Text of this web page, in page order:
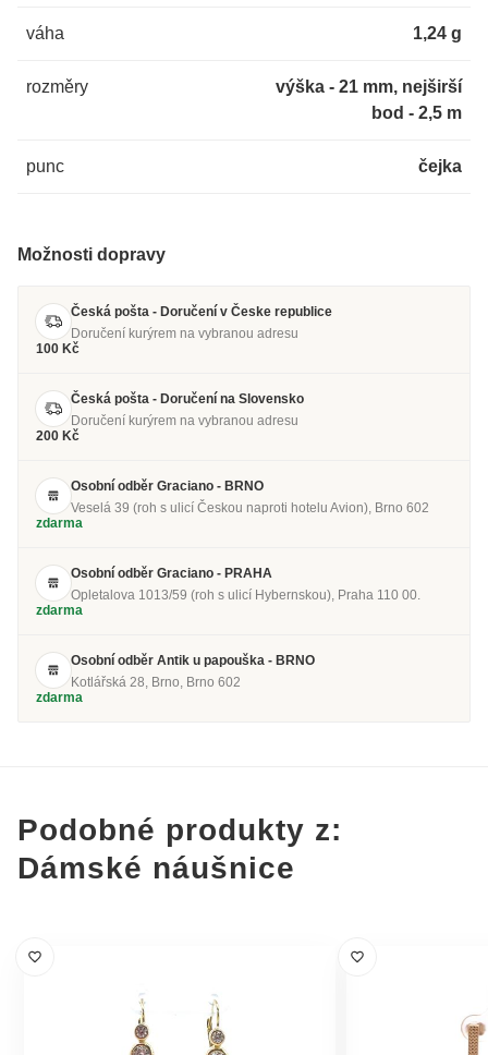
váha 1,24 g
rozměry
výška - 21 mm, nejširší
bod - 2,5 m
punc čejka
Možnosti dopravy
Česká pošta - Doručení v Česke republice
Doručení kurýrem na vybranou adresu
100 Kč
Česká pošta - Doručení na Slovensko
Doručení kurýrem na vybranou adresu
200 Kč
Osobní odběr Graciano - BRNO
Veselá 39 (roh s ulicí Českou naproti hotelu Avion), Brno 602
zdarma
Osobní odběr Graciano - PRAHA
Opletalova 1013/59 (roh s ulicí Hybernskou), Praha 110 00.
zdarma
Osobní odběr Antik u papouška - BRNO
Kotlářská 28, Brno, Brno 602
zdarma
Podobné produkty z:
Dámské náušnice